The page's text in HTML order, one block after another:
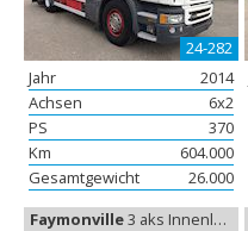
24-282
Jahr
2014
Achsen
6x2
PS
370
Km
604.000
Gesamtgewicht
26.000
Faymonville3 aks Innenlader, Elementanhänger